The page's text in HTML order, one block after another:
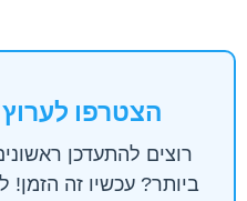
הצטרפו
רוצים להתעדכן
ביותר? עכשיו זה הזמן!